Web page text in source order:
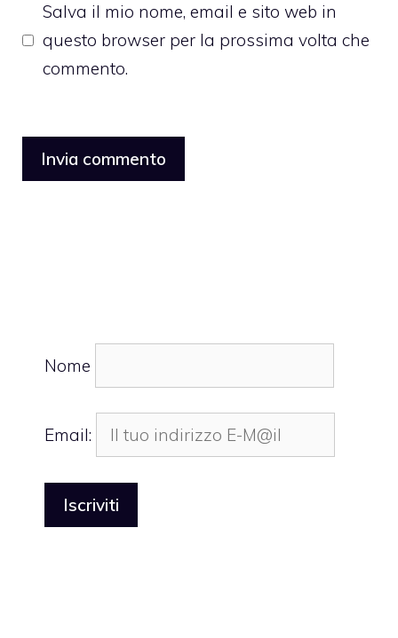
Salva il mio nome, email e sito web in
questo browser per la prossima volta che
commento.
Nome
Email: